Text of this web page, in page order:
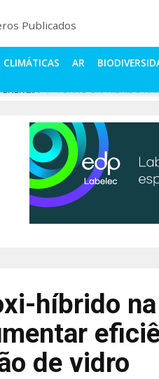
Publicados
CLIMÁTICAS AR
ENERGIA FORNO OXI-HÍBRIDO NA
híbrido
de vidro